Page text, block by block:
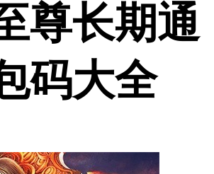
尊长期通
码大全